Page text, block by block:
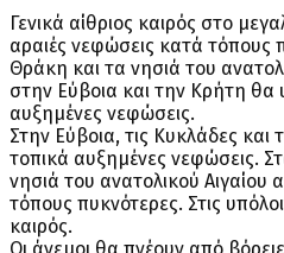
Γενικά αίθριος καιρός στο
αραιές νεφώσεις κατά τόπους
Θράκη και τα νησιά του
στην Εύβοια και την Κρήτη θα
αυξημένες νεφώσεις.
Στην Εύβοια, τις Κυκλάδες
τοπικά αυξημένες νεφώσεις.
νησιά του ανατολικού Αιγαίου
τόπους πυκνότερες. Στις
καιρός.